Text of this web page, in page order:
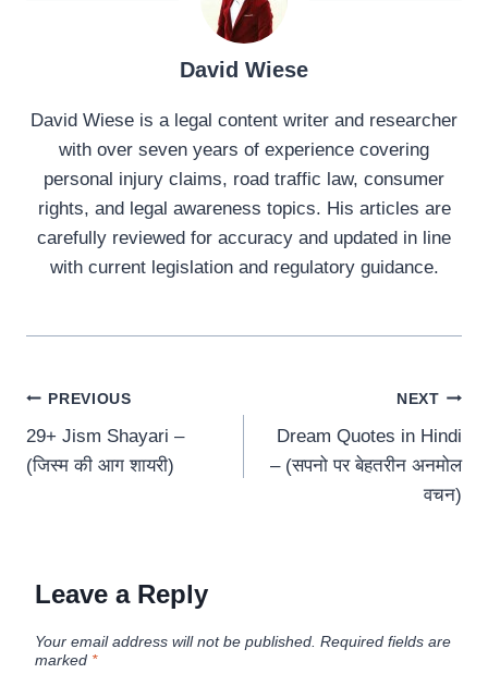
David Wiese
David Wiese is a legal content writer and researcher
with over seven years of experience covering
personal injury claims, road traffic law, consumer
rights, and legal awareness topics. His articles are
carefully reviewed for accuracy and updated in line
with current legislation and regulatory guidance.
Post
navigation
PREVIOUS
29+ Jism Shayari –
(जिस्म की आग शायरी)
NEXT
Dream Quotes in Hindi
– (सपनो पर बेहतरीन अनमोल
वचन)
Leave a Reply
Your email address will not be published. Required fields are
marked *